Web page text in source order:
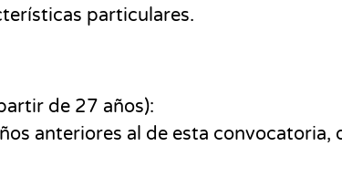
particulares.
de 27 años):
anteriores al de esta